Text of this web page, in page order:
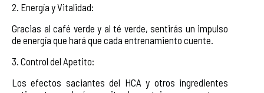
2. Energía y Vitalidad:
Gracias al café verde y al té verde, sentirás un impulso
de energía que hará que cada entrenamiento cuente.
3. Control del Apetito:
Los efectos saciantes del HCA y otros ingredientes